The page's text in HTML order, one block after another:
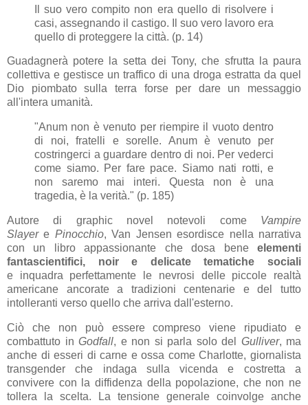
Il suo vero compito non era quello di risolvere i
casi, assegnando il castigo. Il suo vero lavoro era
quello di proteggere la città. (p. 14)
Guadagnerà potere la setta dei Tony, che sfrutta la paura
collettiva e gestisce un traffico di una droga estratta da quel
Dio piombato sulla terra forse per dare un messaggio
all'intera umanità.
"Anum non è venuto per riempire il vuoto dentro
di noi, fratelli e sorelle. Anum è venuto per
costringerci a guardare dentro di noi. Per vederci
come siamo. Per fare pace. Siamo nati rotti, e
non saremo mai interi. Questa non è una
tragedia, è la verità." (p. 185)
Autore di graphic novel notevoli come Vampire
Slayere Pinocchio, Van Jensen esordisce nella narrativa
con un libro appassionante che dosa bene elementi
fantascientifici, noir e delicate tematiche sociali
e inquadra perfettamente le nevrosi delle piccole realtà
americane ancorate a tradizioni centenarie e del tutto
intolleranti verso quello che arriva dall'esterno.
Ciò che non può essere compreso viene ripudiato e
combattuto in Godfall, e non si parla solo del Gulliver, ma
anche di esseri di carne e ossa come Charlotte, giornalista
transgender che indaga sulla vicenda e costretta a
convivere con la diffidenza della popolazione, che non ne
tollera la scelta. La tensione generale coinvolge anche